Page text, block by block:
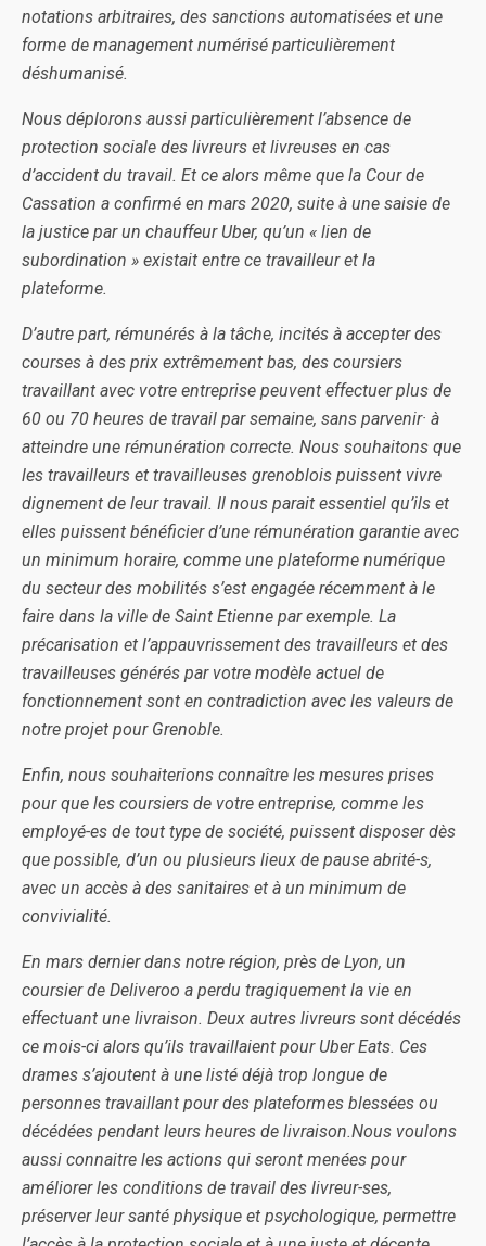
notations arbitraires, des sanctions automatisées et une
forme de management numérisé particulièrement
déshumanisé.
Nous déplorons aussi particulièrement l’absence de
protection sociale des livreurs et livreuses en cas
d’accident du travail. Et ce alors même que la Cour de
Cassation a confirmé en mars 2020, suite à une saisie de
la justice par un chauffeur Uber, qu’un « lien de
subordination » existait entre ce travailleur et la
plateforme.
D’autre part, rémunérés à la tâche, incités à accepter des
courses à des prix extrêmement bas, des coursiers
travaillant avec votre entreprise peuvent effectuer plus de
60 ou 70 heures de travail par semaine, sans parvenir· à
atteindre une rémunération correcte. Nous souhaitons que
les travailleurs et travailleuses grenoblois puissent vivre
dignement de leur travail. Il nous parait essentiel qu’ils et
elles puissent bénéficier d’une rémunération garantie avec
un minimum horaire, comme une plateforme numérique
du secteur des mobilités s’est engagée récemment à le
faire dans la ville de Saint Etienne par exemple. La
précarisation et l’appauvrissement des travailleurs et des
travailleuses générés par votre modèle actuel de
fonctionnement sont en contradiction avec les valeurs de
notre projet pour Grenoble.
Enfin, nous souhaiterions connaître les mesures prises
pour que les coursiers de votre entreprise, comme les
employé-es de tout type de société, puissent disposer dès
que possible, d’un ou plusieurs lieux de pause abrité-s,
avec un accès à des sanitaires et à un minimum de
convivialité.
En mars dernier dans notre région, près de Lyon, un
coursier de Deliveroo a perdu tragiquement la vie en
effectuant une livraison. Deux autres livreurs sont décédés
ce mois-ci alors qu’ils travaillaient pour Uber Eats. Ces
drames s’ajoutent à une listé déjà trop longue de
personnes travaillant pour des plateformes blessées ou
décédées pendant leurs heures de livraison.Nous voulons
aussi connaitre les actions qui seront menées pour
améliorer les conditions de travail des livreur-ses,
préserver leur santé physique et psychologique, permettre